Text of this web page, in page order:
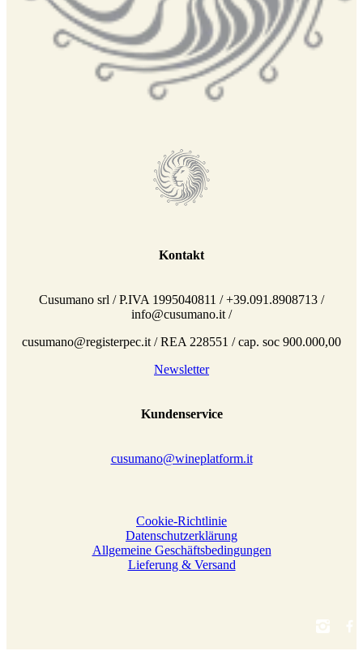
Kontakt
Cusumano srl / P.IVA 1995040811 / +39.091.8908713 /
info@cusumano.it /
cusumano@registerpec.it / REA 228551 / cap. soc 900.000,00
Newsletter
Kundenservice
cusumano@wineplatform.it
Cookie-Richtlinie
Datenschutzerklärung
Allgemeine Geschäftsbedingungen
Lieferung & Versand